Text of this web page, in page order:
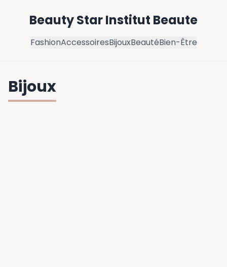
Beauty Star Institut Beaute
FashionAccessoiresBijouxBeautéBien-Être
Bijoux